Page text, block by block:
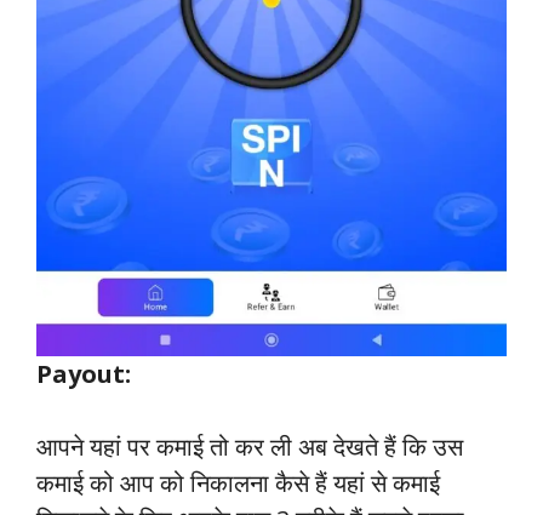
Payout:
आपने यहां पर कमाई तो कर ली अब देखते हैं कि उस
कमाई को आप को निकालना कैसे हैं यहां से कमाई